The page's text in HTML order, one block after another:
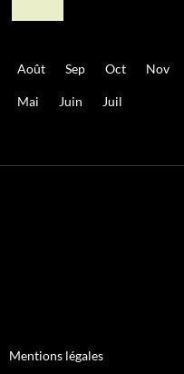
Août Sep Oct Nov
Mai Juin Juil
Mentions légales